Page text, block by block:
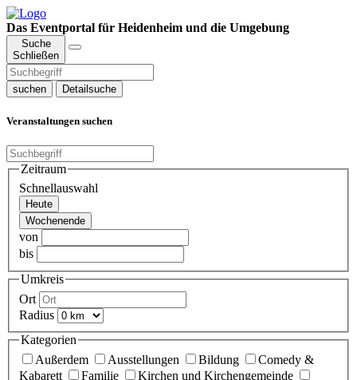
Das Eventportal für Heidenheim und die Umgebung
Suche
Schließen
suchen Detailsuche
Veranstaltungen suchen
Zeitraum
Schnellauswahl
Heute
Wochenende
von
bis
Umkreis
Ort
Radius
Kategorien
Außerdem
Ausstellungen Bildung
Comedy &
Kabarett
Familie
Kirchen und Kirchengemeinde